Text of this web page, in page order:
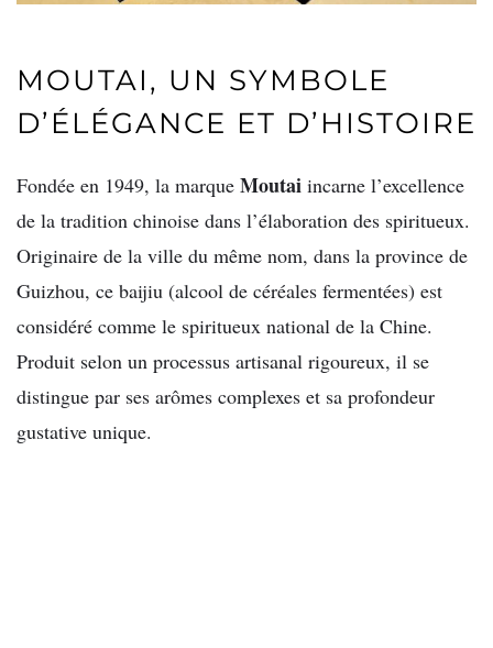
MOUTAI, UN SYMBOLE
D’ÉLÉGANCE ET D’HISTOIRE
Fondée en 1949, la marque Moutai incarne l’excellence
de la tradition chinoise dans l’élaboration des spiritueux.
Originaire de la ville du même nom, dans la province de
Guizhou, ce baijiu (alcool de céréales fermentées) est
considéré comme le spiritueux national de la Chine.
Produit selon un processus artisanal rigoureux, il se
distingue par ses arômes complexes et sa profondeur
gustative unique.